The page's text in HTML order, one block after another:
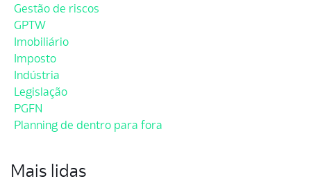
Gestão de riscos
GPTW
Imobiliário
Imposto
Indústria
Legislação
PGFN
Planning de dentro para fora
Mais lidas